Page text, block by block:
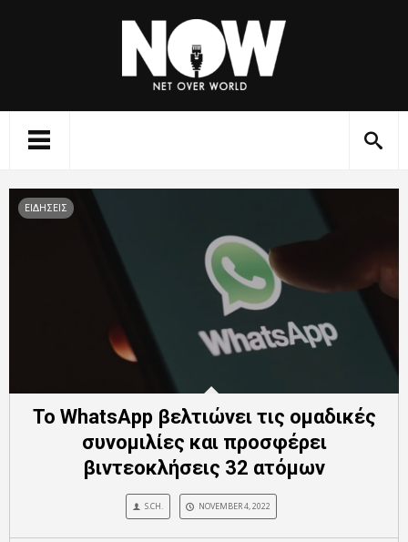
ΕΙΔΗΣΕΙΣ
To WhatsApp βελτιώνει τις ομαδικές
συνομιλίες και προσφέρει
βιντεοκλήσεις 32 ατόμων
S.CH. NOVEMBER 4, 2022